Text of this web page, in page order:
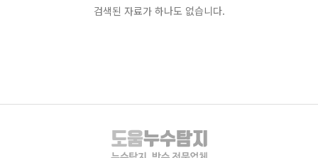
검색된 자료가 하나도 없습니다.